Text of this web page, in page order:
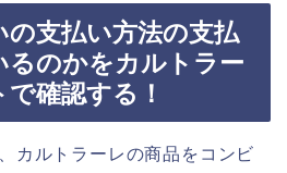
の支払い方法の支払
るのかをカルトラー
確認する！
カルトラーレの商品をコンビ